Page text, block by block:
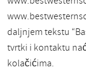
daljnjem tekstu
tvrtki i kontaktu
kolačićima.